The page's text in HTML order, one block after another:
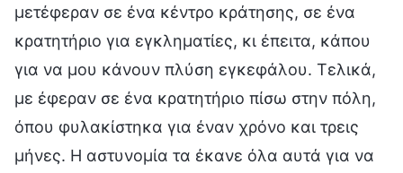
μετέφεραν σε ένα κέντρο κράτησης, σε ένα
κρατητήριο για εγκληματίες, κι έπειτα, κάπου
για να μου κάνουν πλύση εγκεφάλου. Τελικά,
με έφεραν σε ένα κρατητήριο πίσω στην πόλη,
όπου φυλακίστηκα για έναν χρόνο και τρεις
μήνες. Η αστυνομία τα έκανε όλα αυτά για να